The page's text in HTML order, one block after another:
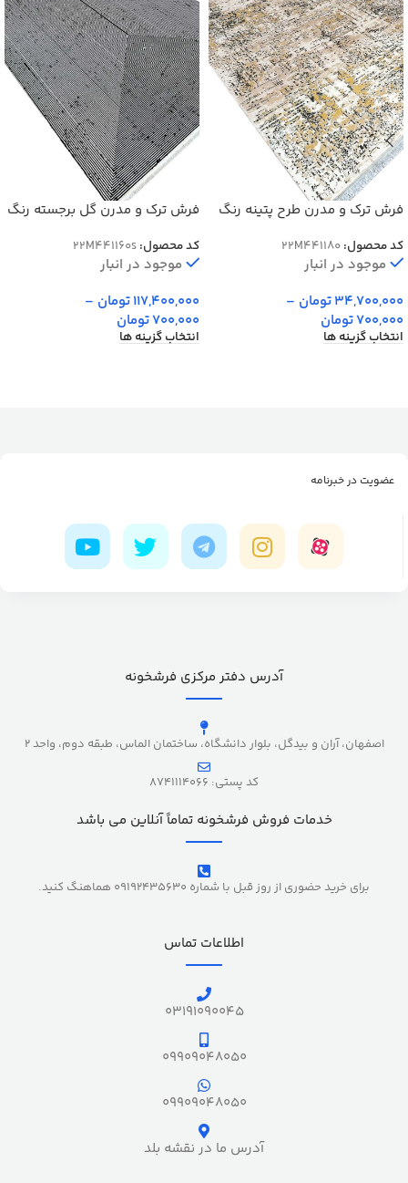
فرش ترک و مدرن طرح پتینه رنگ
کد محصول:22M441180
موجود در انبار
34,700,000تومان –
700,000تومان
انتخاب گزینه ها
فرش ترک و مدرن گل برجسته رنگ
کد محصول:22M441160s
موجود در انبار
117,400,000تومان –
700,000تومان
انتخاب گزینه ها
عضویت در خبرنامه
آدرس دفتر مرکزی فرشخونه
اصفهان، آران و بیدگل، بلوار دانشگاه، ساختمان الماس، طبقه دوم، واحد 2
کد پستی: 8741114066
خدمات فروش فرشخونه تماماً آنلاین می باشد
برای خرید حضوری از روز قبل با شماره 09192435630 هماهنگ کنید.
اطلاعات تماس
03191090045
09909048050
09909048050
آدرس ما در نقشه بلد